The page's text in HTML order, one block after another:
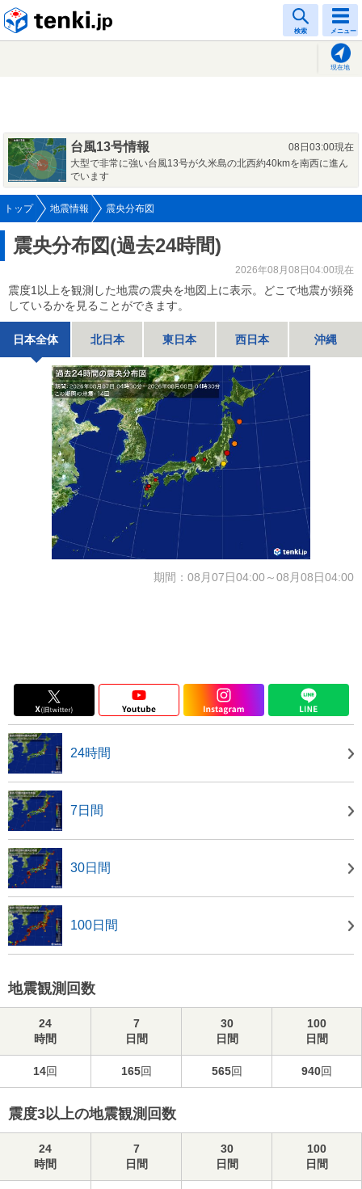
検索 メニュー
現在地
台風13号情報
08日03:00現在
大型で非常に強い台風13号が久米島の北西約40kmを南西に進ん
でいます
トップ 地震情報 震央分布図
震央分布図(過去24時間)
2026年08月08日04:00現在
震度1以上を観測した地震の震央を地図上に表示。どこで地震が頻発
しているかを見ることができます。
日本全体 北日本 東日本 西日本 沖縄
期間：08月07日04:00～08月08日04:00
24時間
7日間
30日間
100日間
地震観測回数
24
時間
7
日間
30
日間
100
日間
14回 165回 565回 940回
震度3以上の地震観測回数
24
時間
7
日間
30
日間
100
日間